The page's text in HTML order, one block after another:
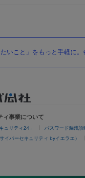
いこと」をもっと手軽に
ィ事業について
ュリティ24」 パスワード漏洩診
イバーセキュリティ byイエラエ）